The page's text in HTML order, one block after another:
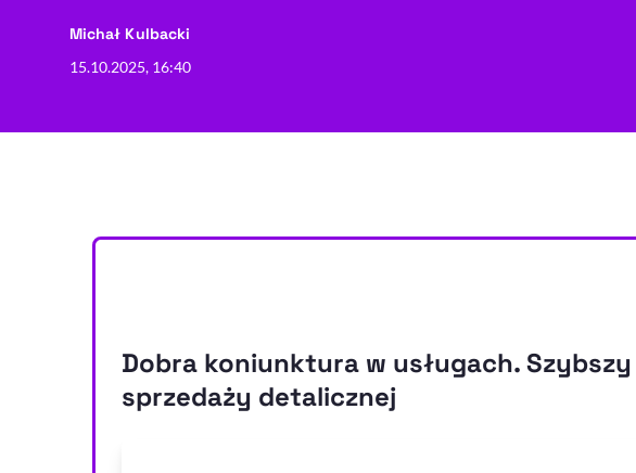
Michał Kulbacki
15.10.2025, 16:40
Dobra koniunktura w usługach.
sprzedaży detalicznej